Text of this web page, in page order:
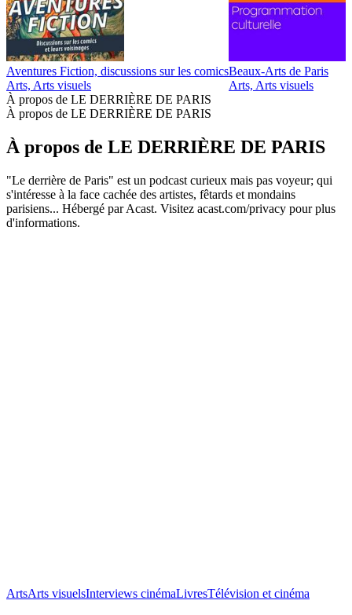
Aventures Fiction, discussions sur les comics
Arts, Arts visuels
Beaux-Arts de Paris
Arts, Arts visuels
À propos de LE DERRIÈRE DE PARIS
À propos de LE DERRIÈRE DE PARIS
À propos de LE DERRIÈRE DE PARIS
"Le derrière de Paris" est un podcast curieux mais pas voyeur; qui
s'intéresse à la face cachée des artistes, fêtards et mondains
parisiens... Hébergé par Acast. Visitez acast.com/privacy pour plus
d'informations.
ArtsArts visuelsInterviews cinémaLivresTélévision et cinéma